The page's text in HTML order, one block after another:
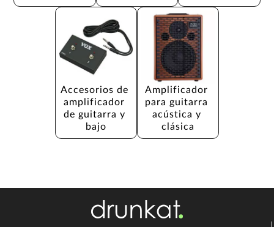
Accesorios de
amplificador
de guitarra y
bajo
Amplificador
para guitarra
acústica y
clásica